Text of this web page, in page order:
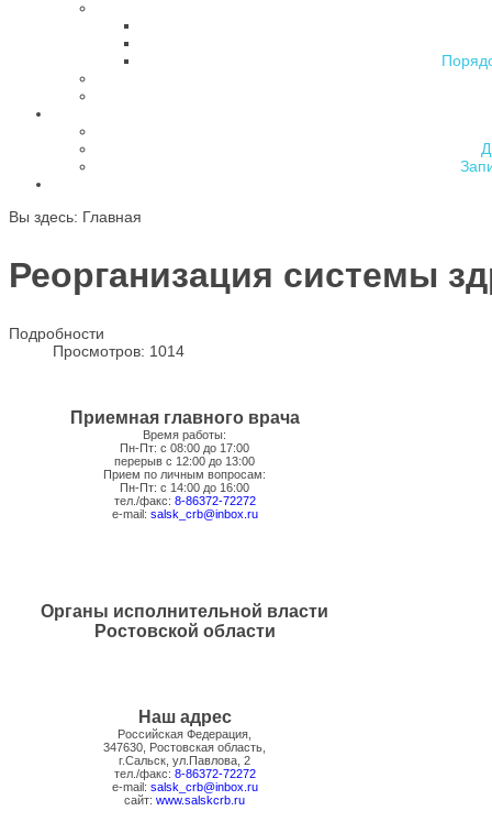
Вы здесь: Главная
Реорганизация системы
Подробности
Просмотров: 1014
Приемная главного врача
Время работы:
Пн-Пт: с 08:00 до 17:00
перерыв с 12:00 до 13:00
Прием по личным вопросам:
Пн-Пт: с 14:00 до 16:00
тел./факс: 8-86372-72272
e-mail: salsk_crb@inbox.ru
Органы исполнительной власти
Ростовской области
Наш адрес
Российская Федерация,
347630, Ростовская область,
г.Сальск, ул.Павлова, 2
тел./факс: 8-86372-72272
e-mail: salsk_crb@inbox.ru
сайт: www.salskcrb.ru